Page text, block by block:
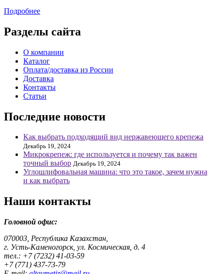
Подробнее
Разделы сайта
О компании
Каталог
Оплата/доставка из России
Доставка
Контакты
Статьи
Последние новости
Как выбрать подходящий вид нержавеющего крепежа
Декабрь 19, 2024
Микрокрепеж: где используется и почему так важен
точный выбор Декабрь 19, 2024
Углошлифовальная машина: что это такое, зачем нужна
и как выбрать
Наши контакты
Головной офис:
070003, Республика Казахстан,
г. Усть-Каменогорск, ул. Космическая, д. 4
тел.: +7 (7232) 41-03-59
+7 (771) 437-73-79